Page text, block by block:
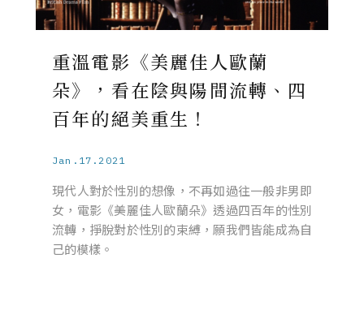
重溫電影《美麗佳人歐蘭
朵》，看在陰與陽間流轉、四
百年的絕美重生！
Jan.17.2021
現代人對於性別的想像，不再如過往一般非男即
女，電影《美麗佳人歐蘭朵》透過四百年的性別
流轉，掙脫對於性別的束縛，願我們皆能成為自
己的模樣。